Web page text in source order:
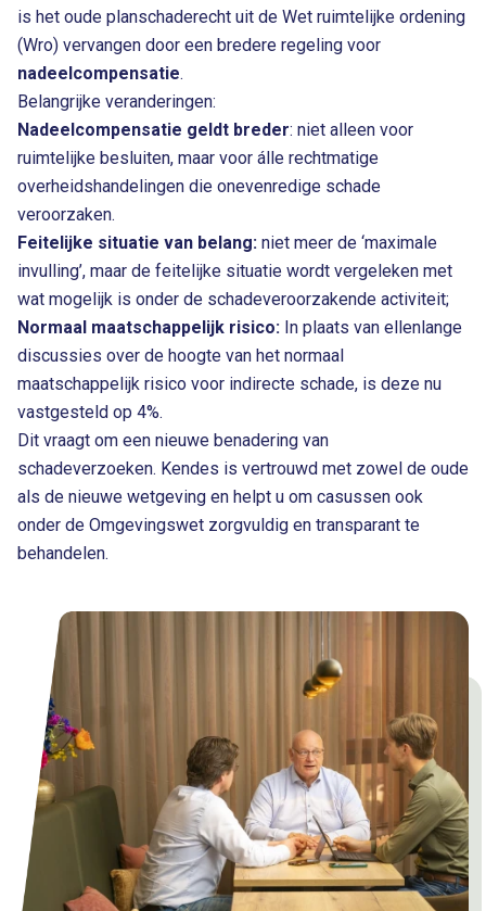
is het oude planschaderecht uit de Wet ruimtelijke ordening
(Wro) vervangen door een bredere regeling voor
nadeelcompensatie.
Belangrijke veranderingen:
Nadeelcompensatie geldt breder: niet alleen voor
ruimtelijke besluiten, maar voor álle rechtmatige
overheidshandelingen die onevenredige schade
veroorzaken.
Feitelijke situatie van belang: niet meer de ‘maximale
invulling’, maar de feitelijke situatie wordt vergeleken met
wat mogelijk is onder de schadeveroorzakende activiteit;
Normaal maatschappelijk risico: In plaats van ellenlange
discussies over de hoogte van het normaal
maatschappelijk risico voor indirecte schade, is deze nu
vastgesteld op 4%.
Dit vraagt om een nieuwe benadering van
schadeverzoeken. Kendes is vertrouwd met zowel de oude
als de nieuwe wetgeving en helpt u om casussen ook
onder de Omgevingswet zorgvuldig en transparant te
behandelen.